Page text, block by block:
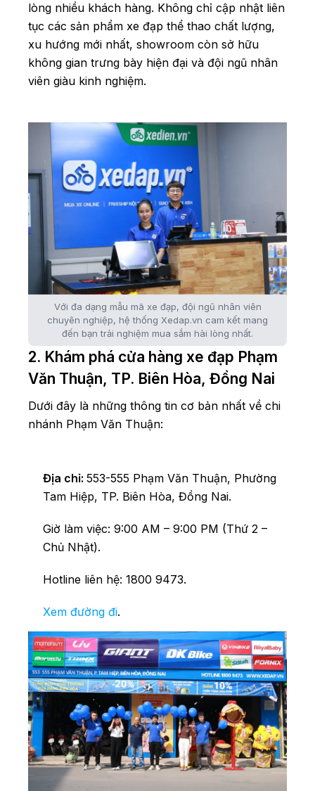
lòng nhiều khách hàng. Không chỉ cập nhật liên
tục các sản phẩm xe đạp thể thao chất lượng,
xu hướng mới nhất, showroom còn sở hữu
không gian trưng bày hiện đại và đội ngũ nhân
viên giàu kinh nghiệm.
Với đa dạng mẫu mã xe đạp, đội ngũ nhân viên
chuyên nghiệp, hệ thống Xedap.vn cam kết mang
đến bạn trải nghiệm mua sắm hài lòng nhất.
2. Khám phá cửa hàng xe đạp Phạm
Văn Thuận, TP. Biên Hòa, Đồng Nai
Dưới đây là những thông tin cơ bản nhất về chi
nhánh Phạm Văn Thuận:
Địa chỉ: 553-555 Phạm Văn Thuận, Phường
Tam Hiệp, TP. Biên Hòa, Đồng Nai.
Giờ làm việc: 9:00 AM – 9:00 PM (Thứ 2 –
Chủ Nhật).
Hotline liên hệ: 1800 9473.
Xem đường đi.